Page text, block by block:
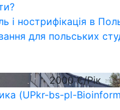
і нострифікація в
для польських
2000€/Рік
(UPkr-bs-pl-